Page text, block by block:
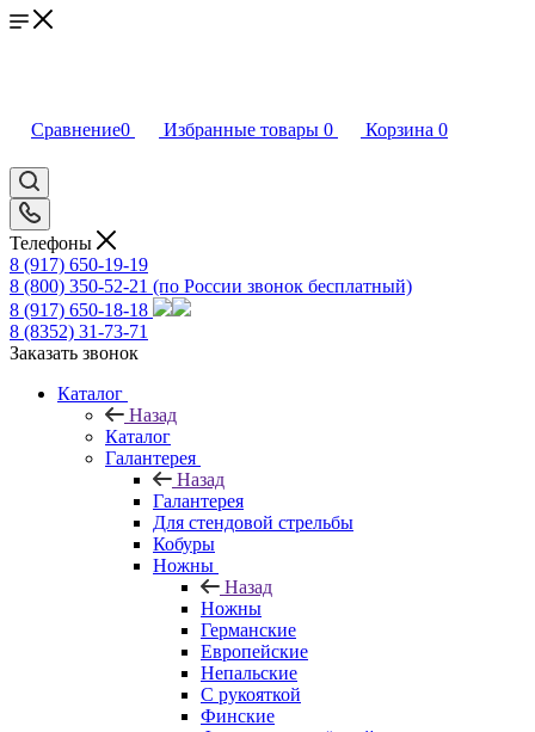
Сравнение0 Избранные товары 0 Корзина 0
Телефоны
8 (917) 650-19-19
8 (800) 350-52-21 (по России звонок бесплатный)
8 (917) 650-18-18
8 (8352) 31-73-71
Заказать звонок
Каталог
Назад
Каталог
Галантерея
Назад
Галантерея
Для стендовой стрельбы
Кобуры
Ножны
Назад
Ножны
Германские
Европейские
Непальские
С рукояткой
Финские